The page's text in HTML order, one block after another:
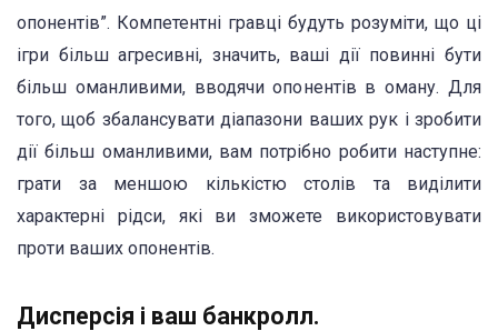
опонентів”. Компетентні гравці будуть розуміти, що ці
ігри більш агресивні, значить, ваші дії повинні бути
більш оманливими, вводячи опонентів в оману. Для
того, щоб збалансувати діапазони ваших рук і зробити
дії більш оманливими, вам потрібно робити наступне:
грати за меншою кількістю столів та виділити
характерні рідси, які ви зможете використовувати
проти ваших опонентів.
Дисперсія і ваш банкролл.